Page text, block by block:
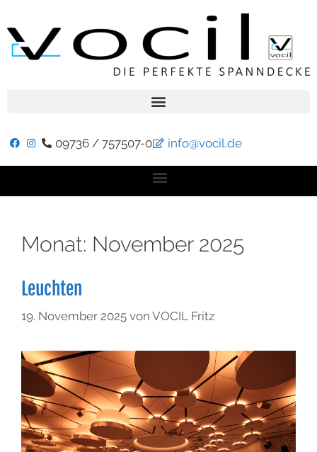
09736 / 757507-0 info@vocil.de
Monat: November 2025
Leuchten
19. November 2025 von VOCIL Fritz